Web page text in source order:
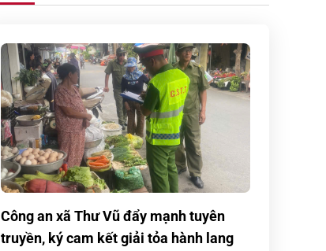
Công an xã Thư Vũ đẩy mạnh tuyên
truyền, ký cam kết giải tỏa hành lang